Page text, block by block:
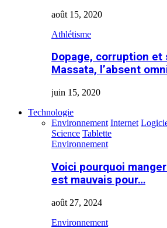
août 15, 2020
Athlétisme
Dopage, corruption et
Massata, l’absent
juin 15, 2020
Technologie
Environnement Internet
Science Tablette
Environnement
Voici pourquoi
est mauvais pour…
août 27, 2024
Environnement